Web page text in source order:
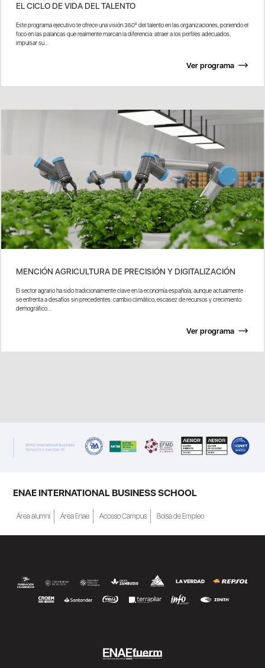
EL CICLO DE VIDA DEL TALENTO
Este programa ejecutivo te ofrece una visión 360º del talento en las organizaciones, poniendo el
foco en las palancas que realmente marcan la diferencia: atraer a los perfiles adecuados,
impulsar su...
Ver programa
MENCIÓN AGRICULTURA DE PRECISIÓN Y DIGITALIZACIÓN
El sector agrario ha sido tradicionalmente clave en la economía española, aunque actualmente
se enfrenta a desafíos sin precedentes: cambio climático, escasez de recursos y crecimiento
demográfico....
Ver programa
ENAE INTERNATIONAL BUSINESS SCHOOL
Área alumni Área Enae Acceso Campus Bolsa de Empleo